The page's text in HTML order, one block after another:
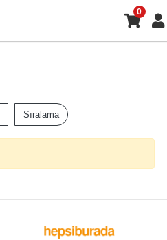
0
Sıralama